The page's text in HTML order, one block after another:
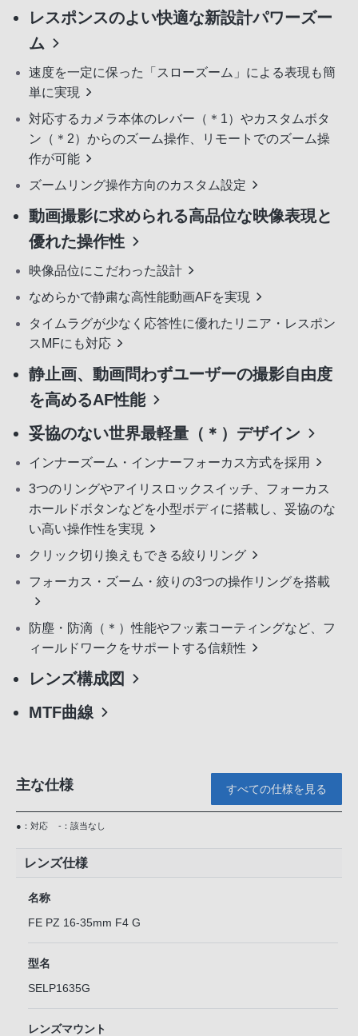
レスポンスのよい快適な新設計パワーズー
ム
速度を一定に保った「スローズーム」による表現も簡
単に実現
対応するカメラ本体のレバー（＊1）やカスタムボタ
ン（＊2）からのズーム操作、リモートでのズーム操
作が可能
ズームリング操作方向のカスタム設定
動画撮影に求められる高品位な映像表現と
優れた操作性
映像品位にこだわった設計
なめらかで静粛な高性能動画AFを実現
タイムラグが少なく応答性に優れたリニア・レスポン
スMFにも対応
静止画、動画問わずユーザーの撮影自由度
を高めるAF性能
妥協のない世界最軽量（＊）デザイン
インナーズーム・インナーフォーカス方式を採用
3つのリングやアイリスロックスイッチ、フォーカス
ホールドボタンなどを小型ボディに搭載し、妥協のな
い高い操作性を実現
クリック切り換えもできる絞りリング
フォーカス・ズーム・絞りの3つの操作リングを搭載
防塵・防滴（＊）性能やフッ素コーティングなど、フ
ィールドワークをサポートする信頼性
レンズ構成図
MTF曲線
主な仕様 すべての仕様を見る
●：対応 -：該当なし
レンズ仕様
名称
FE PZ 16-35mm F4 G
型名
SELP1635G
レンズマウント